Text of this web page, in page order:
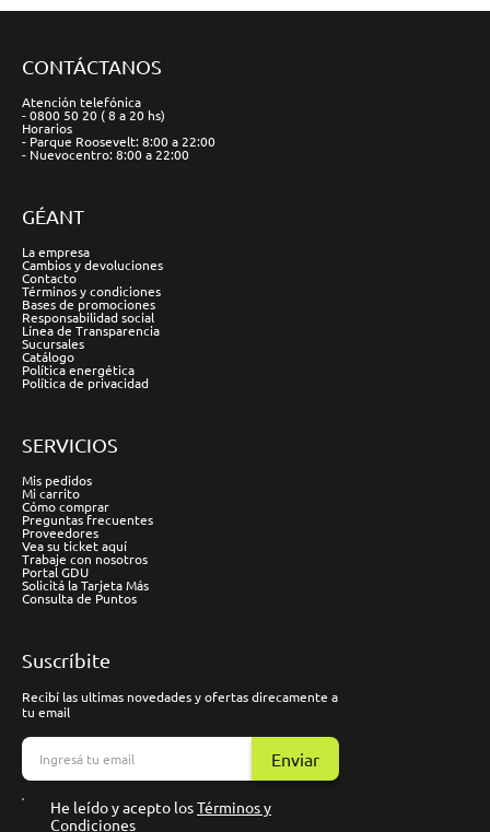
CONTÁCTANOS
Atención telefónica
- 0800 50 20 ( 8 a 20 hs)
Horarios
- Parque Roosevelt: 8:00 a 22:00
- Nuevocentro: 8:00 a 22:00
GÉANT
La empresa
Cambios y devoluciones
Contacto
Términos y condiciones
Bases de promociones
Responsabilidad social
Línea de Transparencia
Sucursales
Catálogo
Política energética
Política de privacidad
SERVICIOS
Mis pedidos
Mi carrito
Cómo comprar
Preguntas frecuentes
Proveedores
Vea su ticket aquí
Trabaje con nosotros
Portal GDU
Solicitá la Tarjeta Más
Consulta de Puntos
Suscríbite
Recibí las ultimas novedades y ofertas direcamente a
tu email
Enviar
He leído y acepto losTérminos y
Condiciones